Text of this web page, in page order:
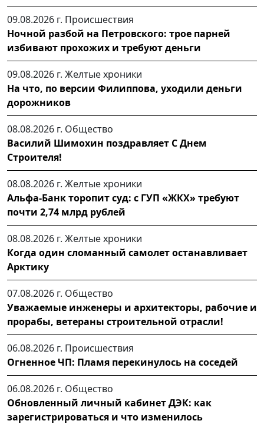
09.08.2026 г. Происшествия
Ночной разбой на Петровского: трое парней
избивают прохожих и требуют деньги
09.08.2026 г. Желтые хроники
На что, по версии Филиппова, уходили деньги
дорожников
08.08.2026 г. Общество
Василий Шимохин поздравляет С Днем
Строителя!
08.08.2026 г. Желтые хроники
Альфа-Банк торопит суд: с ГУП «ЖКХ» требуют
почти 2,74 млрд рублей
08.08.2026 г. Желтые хроники
Когда один сломанный самолет останавливает
Арктику
07.08.2026 г. Общество
Уважаемые инженеры и архитекторы, рабочие и
прорабы, ветераны строительной отрасли!
06.08.2026 г. Происшествия
Огненное ЧП: Пламя перекинулось на соседей
06.08.2026 г. Общество
Обновленный личный кабинет ДЭК: как
зарегистрироваться и что изменилось